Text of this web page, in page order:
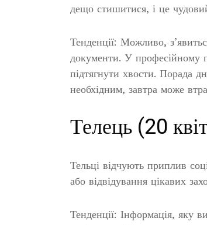
дещо стишитися, і це
Тенденції: Можливо,
документи. У професійному
підтягнути хвости. Порада
необхідним, завтра може
Телець (20
Тельці відчують приплив
або відвідування цікавих
Тенденції: Інформація, яку